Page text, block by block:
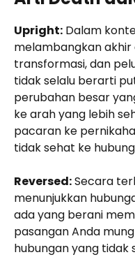
Upright: Dalam
melambangkan
transformasi, dan
tidak selalu berarti
perubahan besar
ke arah yang lebih
pacaran ke
tidak sehat ke
Reversed:Secara
menunjukkan
ada yang berani
pasangan Anda
hubungan yang tidak